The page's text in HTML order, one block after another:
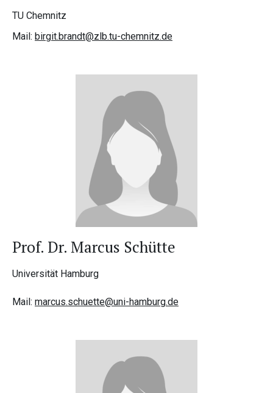
TU Chemnitz
Mail: birgit.brandt@zlb.tu-chemnitz.de
Prof. Dr. Marcus Schütte
Universität Hamburg
Mail: marcus.schuette@uni-hamburg.de